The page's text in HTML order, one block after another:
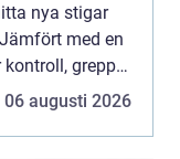
nya stigar
med en
grepp
b...
06 augusti 2026